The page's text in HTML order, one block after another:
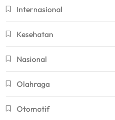
Internasional
Kesehatan
Nasional
Olahraga
Otomotif